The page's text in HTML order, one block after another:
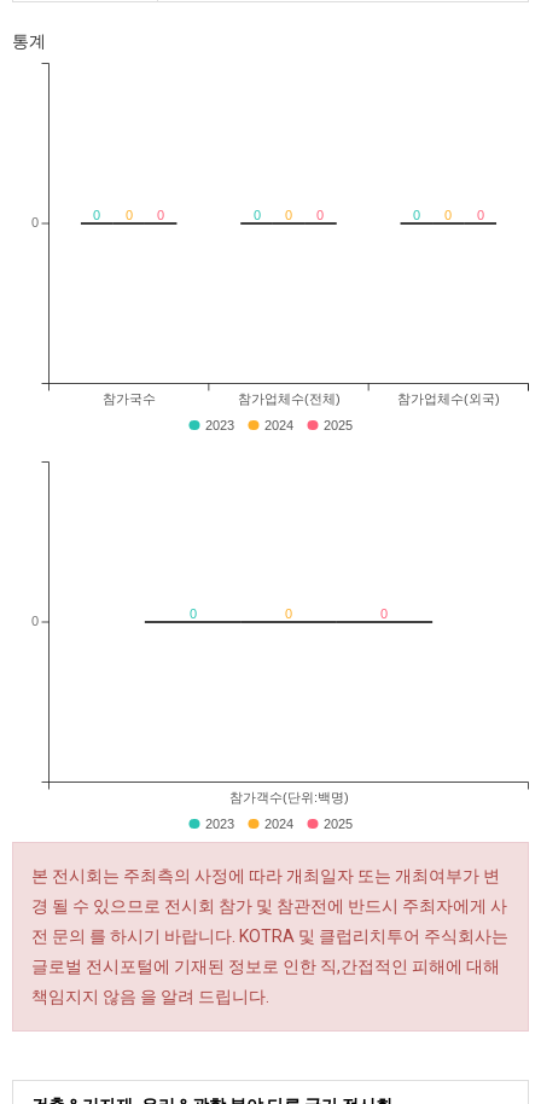
통계
0 0 0
0 0 0
0 0 0
참가국수 참가업체수(전체) 참가업체수(외국)
0
2023 2024 2025
0 0 0
참가객수(단위:백명)
0
2023 2024 2025
본 전시회는 주최측의 사정에 따라 개최일자 또는 개최여부가 변
경 될 수 있으므로 전시회 참가 및 참관전에 반드시 주최자에게 사
전 문의 를 하시기 바랍니다. KOTRA 및 클럽리치투어 주식회사는
글로벌 전시포털에 기재된 정보로 인한 직,간접적인 피해에 대해
책임지지 않음 을 알려 드립니다.